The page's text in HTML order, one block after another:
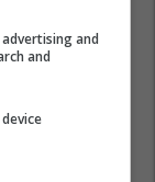
and
and